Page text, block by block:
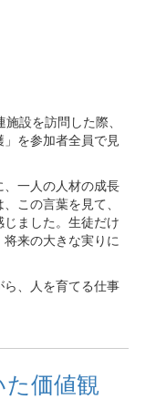
設を訪問した際、
を参加者全員で見
一人の人材の成長
この言葉を見て、
じました。生徒だけ
来の大きな実りに
、人を育てる仕事
た価値観